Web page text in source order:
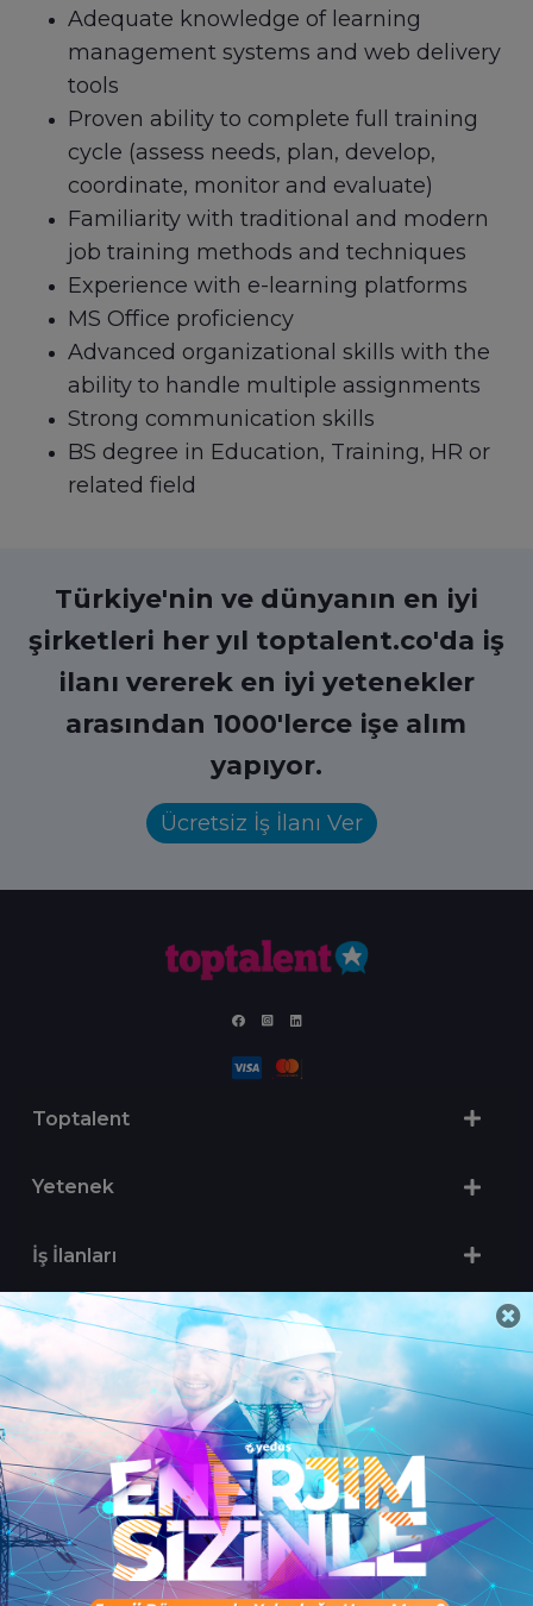
Adequate knowledge of learning
management systems and web delivery
tools
Proven ability to complete full training
cycle (assess needs, plan, develop,
coordinate, monitor and evaluate)
Familiarity with traditional and modern
job training methods and techniques
Experience with e-learning platforms
MS Office proficiency
Advanced organizational skills with the
ability to handle multiple assignments
Strong communication skills
BS degree in Education, Training, HR or
related field
Türkiye'nin ve dünyanın en iyi
şirketleri her yıl toptalent.co'da iş
ilanı vererek en iyi yetenekler
arasından 1000'lerce işe alım
yapıyor.
Ücretsiz İş İlanı Ver
Toptalent
Yetenek
İş İlanları
Sertifika Programları
Yetenek Testleri
İşveren